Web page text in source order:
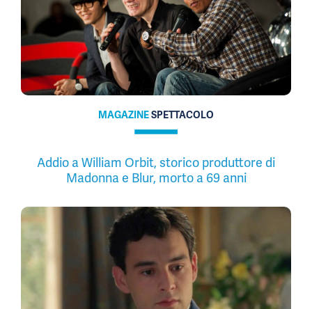
MAGAZINESPETTACOLO
Addio a William Orbit, storico produttore di
Madonna e Blur, morto a 69 anni